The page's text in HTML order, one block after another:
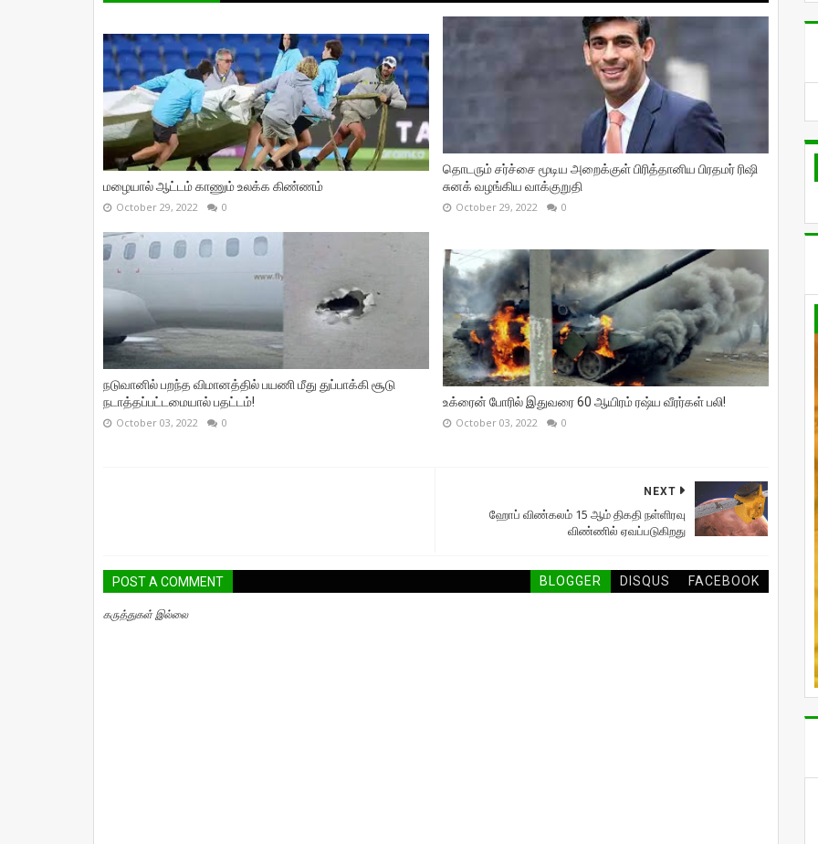
மழையால் ஆட்டம் காணும் உலக்க கிண்ணம்
October 29, 2022 0
தொடரும் சர்ச்சை மூடிய அறைக்குள் பிரித்தானிய பிரதமர் ரிஷி
சுனக் வழங்கிய வாக்குறுதி
October 29, 2022 0
நடுவானில் பறந்த விமானத்தில் பயணி மீது துப்பாக்கி சூடு
நடாத்தப்பட்டமையால் பதட்டம்!
October 03, 2022 0
உக்ரைன் போரில் இதுவரை 60 ஆயிரம் ரஷ்ய வீரர்கள் பலி!
October 03, 2022 0
NEXT
ஹோப் விண்கலம் 15 ஆம் திகதி நள்ளிரவு
விண்ணில் ஏவப்படுகிறது
POST A COMMENT BLOGGER DISQUS FACEBOOK
கருத்துகள் இல்லை